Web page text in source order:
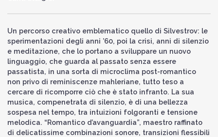
Un percorso creativo emblematico quello di Silvestrov: le
sperimentazioni degli anni ’60, poi la crisi, anni di silenzio
e meditazione, che lo portano a sviluppare un nuovo
linguaggio, che guarda al passato senza essere
passatista, in una sorta di microclima post-romantico
non privo di reminiscenze mahleriane, tutto teso a
cercare di ricomporre ciò che è stato infranto. La sua
musica, compenetrata di silenzio, è di una bellezza
sospesa nel tempo, tra intuizioni folgoranti e tensione
melodica. “Romantico d’avanguardia”, maestro raffinato
di delicatissime combinazioni sonore, transizioni flessibili